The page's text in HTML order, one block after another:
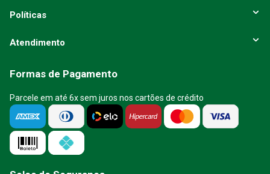
Políticas
Atendimento
Formas de Pagamento
Parcele em até 6x sem juros nos cartões de crédito